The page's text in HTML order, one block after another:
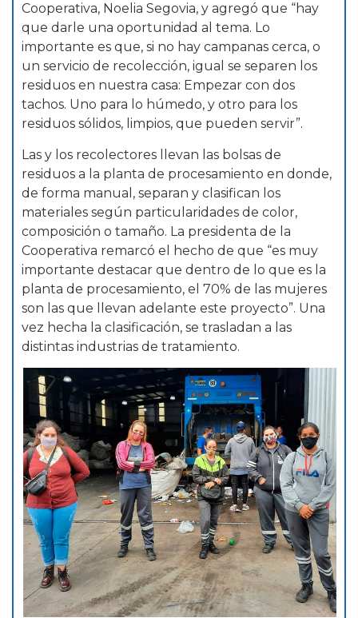
Cooperativa, Noelia Segovia, y agregó que “hay
que darle una oportunidad al tema. Lo
importante es que, si no hay campanas cerca, o
un servicio de recolección, igual se separen los
residuos en nuestra casa: Empezar con dos
tachos. Uno para lo húmedo, y otro para los
residuos sólidos, limpios, que pueden servir”.
Las y los recolectores llevan las bolsas de
residuos a la planta de procesamiento en donde,
de forma manual, separan y clasifican los
materiales según particularidades de color,
composición o tamaño. La presidenta de la
Cooperativa remarcó el hecho de que “es muy
importante destacar que dentro de lo que es la
planta de procesamiento, el 70% de las mujeres
son las que llevan adelante este proyecto”. Una
vez hecha la clasificación, se trasladan a las
distintas industrias de tratamiento.